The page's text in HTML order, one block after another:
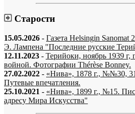
Старости
15.05.2026 - Газета Helsingin
Э. Лампена "Последние русские
12.11.2023 - Терийоки, ноябрь 1939 г,
войной. Фотографии Thérèse Bonney.
27.02.2022 - «Нива», 1878 г., №№30,
Путевые впечатления.
25.10.2021 - «Нива», 1899 г., №15.
адресу Мира Искусства"